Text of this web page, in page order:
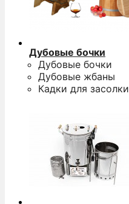
Дубовые бочки
Дубовые бочки
Дубовые жбаны
Кадки для засолки